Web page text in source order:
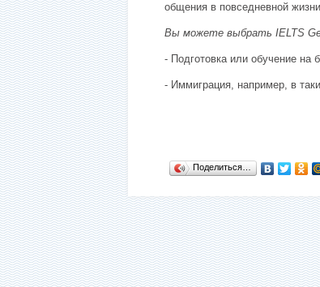
общения в повседневной
Вы можете выбрать IELTS
- Подготовка или обучение на
- Иммиграция, например, в
Поделиться…